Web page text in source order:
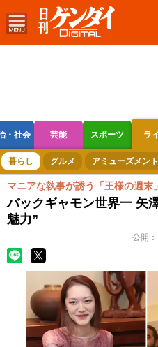
・社会 芸能 スポーツ ラ
ボートレース 競輪 オートレース
暮らし グルメ アミューズメント
マニアな執事が誘う「王様の週末」
バックギャモン世界一 矢
魅力”
公開：